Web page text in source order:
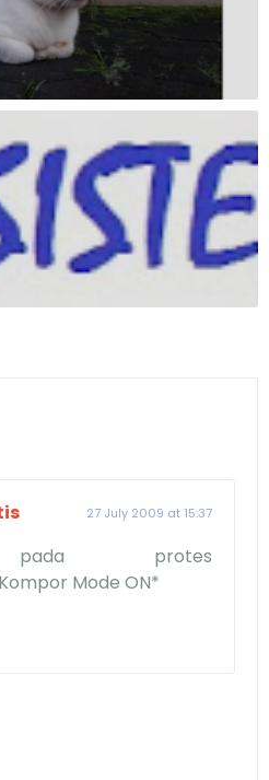
27 July 2009 at 15:37
protes
Mode ON*